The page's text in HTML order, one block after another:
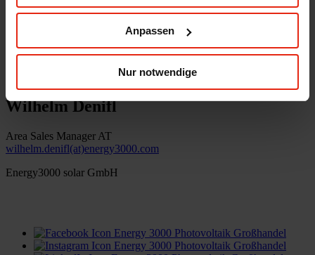
Anpassen
Nur notwendige
office(at)energy3000.com
© Energy3000 solar GmbH 2026
Wilhelm Denifl
Area Sales Manager AT
wilhelm.denifl(at)energy3000.com
Energy3000 solar GmbH